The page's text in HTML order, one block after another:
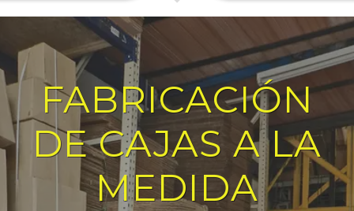
FABRICACIÓN
DE CAJAS A LA
MEDIDA